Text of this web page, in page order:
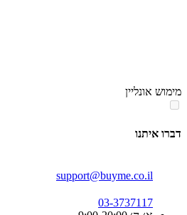
מימוש אונליין
דברו איתנו
support@buyme.co.il
03-3737117